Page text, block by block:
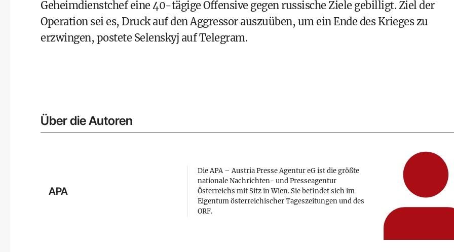
Geheimdienstchef eine 40-tägige Offensive gegen russische Ziele gebilligt. Ziel der
Operation sei es, Druck auf den Aggressor auszuüben, um ein Ende des Krieges zu
erzwingen, postete Selenskyj auf Telegram.
Über die Autoren
APA
Die APA – Austria Presse Agentur eG ist die größte
nationale Nachrichten- und Presseagentur
Österreichs mit Sitz in Wien. Sie befindet sich im
Eigentum österreichischer Tageszeitungen und des
ORF.